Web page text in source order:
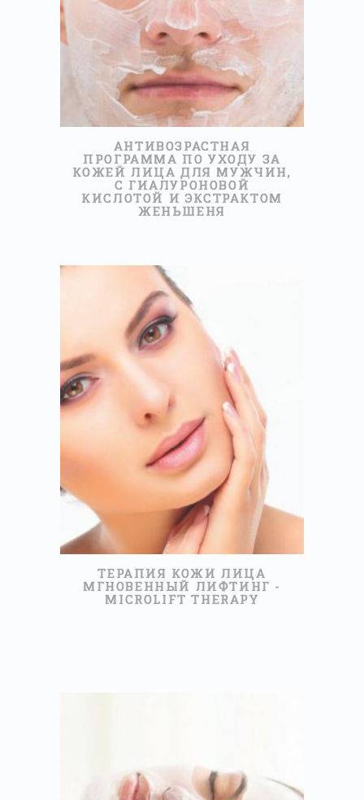
ПРОЧИТАЙТЕ БОЛЬШЕ
АНТИВОЗРАСТНАЯ
ПРОГРАММА ПО УХОДУ ЗА
КОЖЕЙ ЛИЦА ДЛЯ МУЖЧИН,
С ГИАЛУРОНОВОЙ
КИСЛОТОЙ И ЭКСТРАКТОМ
ЖЕНЬШЕНЯ
50МИНУТ
60,00 €
ПРОЧИТАЙТЕ БОЛЬШЕ
TЕРАПИЯ КОЖИ ЛИЦА
МГНОВЕННЫЙ ЛИФТИНГ -
MICROLIFT THERAPY
50МИНУТ